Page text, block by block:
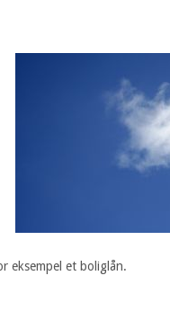
eksempel et boliglån.